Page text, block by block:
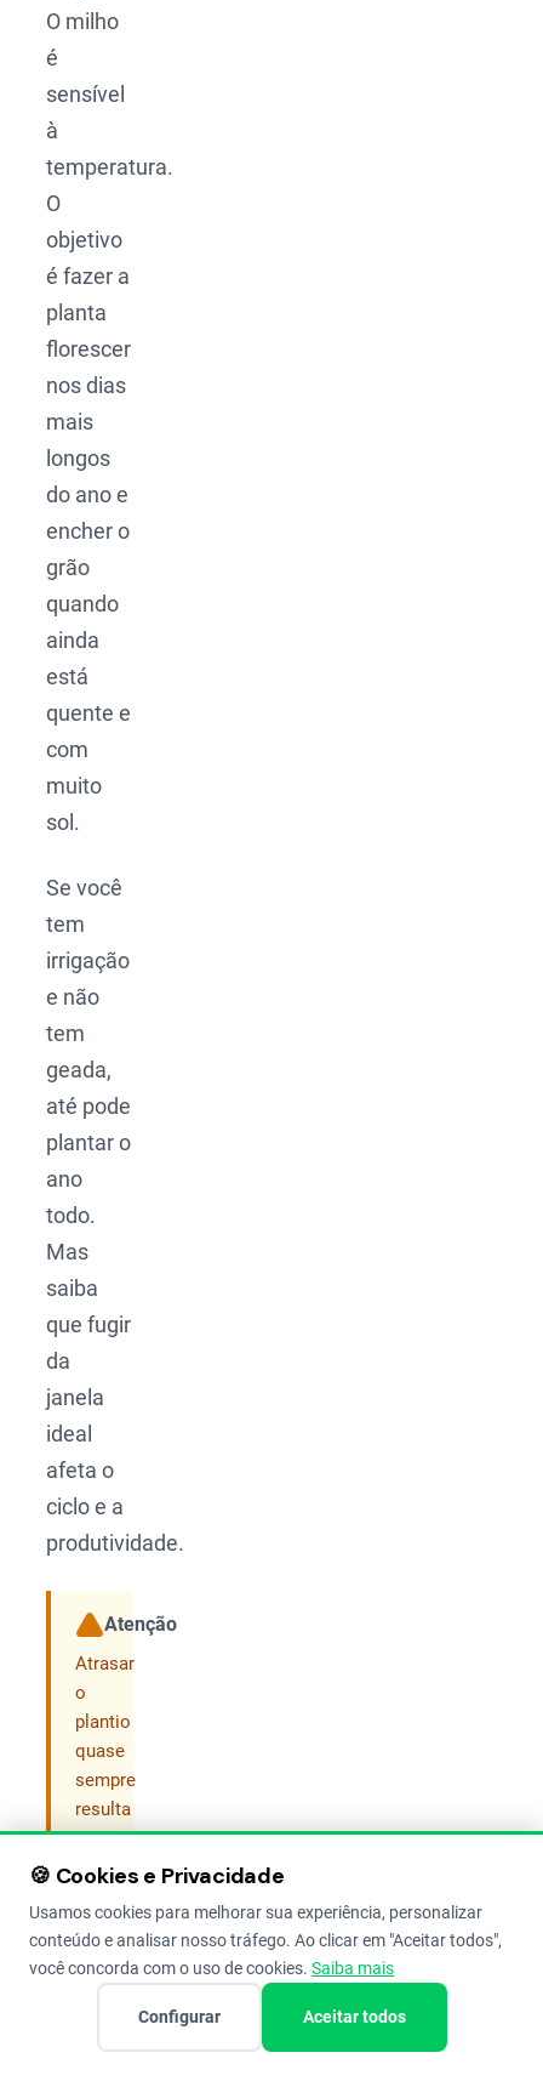
O milho
é
sensível
à
temperatura.
O
objetivo
é fazer a
planta
florescer
nos dias
mais
longos
do ano e
encher o
grão
quando
ainda
está
quente e
com
muito
sol.
Se você
tem
irrigação
e não
tem
geada,
até pode
plantar o
ano
todo.
Mas
saiba
que fugir
da
janela
ideal
afeta o
ciclo e a
produtividade.
Atenção
Atrasar
o
plantio
quase
sempre
resulta
em
plantas
ciclo
peso
🍪 Cookies e Privacidade
Usamos cookies para melhorar sua experiência, personalizar
conteúdo e analisar nosso tráfego. Ao clicar em "Aceitar todos",
você concorda com o uso de cookies. Saiba mais
Configurar Aceitar todos